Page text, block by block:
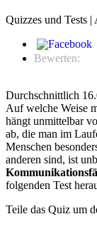
Quizzes und Tests |
Bewerten:
Durchschnittlich
Auf welche Weise
hängt unmittelbar
ab, die man im
Menschen
anderen sind, ist
folgenden Test
Teile das Quiz um